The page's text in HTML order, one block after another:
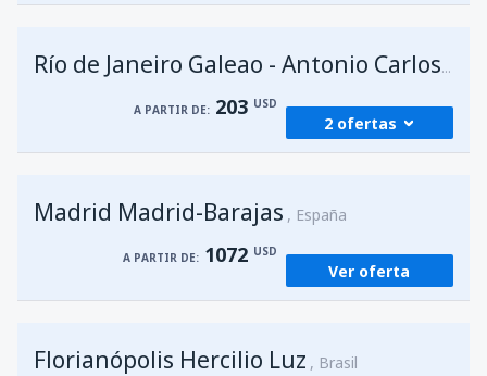
Río de Janeiro Galeao - Antonio Carlos Jobim
A PARTIR DE: 203 USD
2 ofertas
A PARTIR DE: 272USD
Asunción, Silvio Pettirossi (ASU)
A PARTIR DE: 203USD
Madrid Madrid-Barajas España
A PARTIR DE: 1072 USD
Ver oferta
Florianópolis Hercilio Luz Brasil